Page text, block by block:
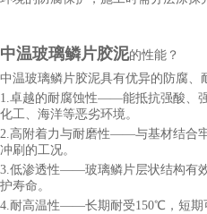
中温玻璃鳞片胶泥的性能？
中温玻璃鳞片胶泥具有优异的防腐、
1.卓越的耐腐蚀性——能抵抗强酸、
化工、海洋等恶劣环境。
2.高附着力与耐磨性——与基材结合
冲刷的工况。
3.低渗透性——玻璃鳞片层状结构有
护寿命。
4.耐高温性——长期耐受150℃，短期